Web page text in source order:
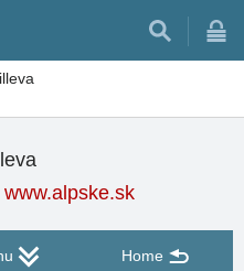
www.alpske.sk
Home